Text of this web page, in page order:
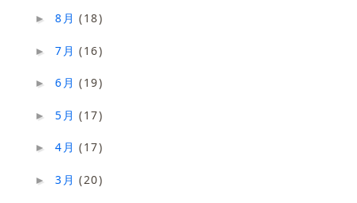
►8月(18)
►7月(16)
►6月(19)
►5月(17)
►4月(17)
►3月(20)